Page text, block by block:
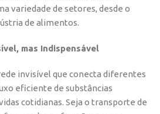
variedade de setores, desde o
de alimentos.
mas Indispensável
invisível que conecta diferentes
eficiente de substâncias
cotidianas. Seja o transporte de